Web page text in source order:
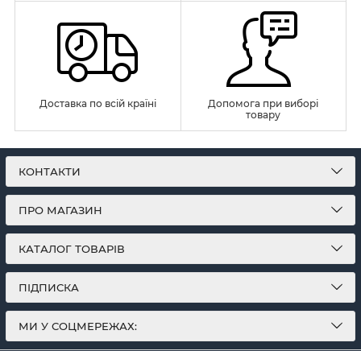
Доставка по всій країні
Допомога при виборі
товару
КОНТАКТИ
ПРО МАГАЗИН
КАТАЛОГ ТОВАРІВ
ПІДПИСКА
МИ У СОЦМЕРЕЖАХ: